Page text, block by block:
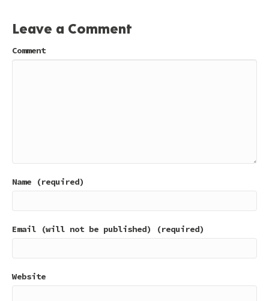
Leave a Comment
Comment
Name (required)
Email (will not be published) (required)
Website